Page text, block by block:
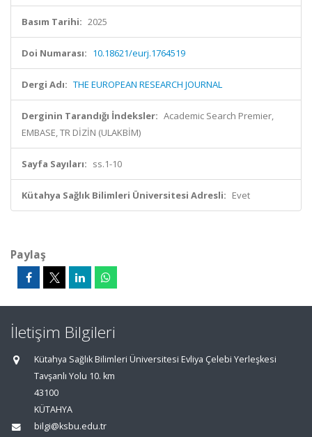
Basım Tarihi: 2025
Doi Numarası: 10.18621/eurj.1764519
Dergi Adı: THE EUROPEAN RESEARCH JOURNAL
Derginin Tarandığı İndeksler: Academic Search Premier,
EMBASE, TR DİZİN (ULAKBİM)
Sayfa Sayıları: ss.1-10
Kütahya Sağlık Bilimleri Üniversitesi Adresli: Evet
Paylaş
İletişim Bilgileri
Kütahya Sağlık Bilimleri Üniversitesi Evliya Çelebi Yerleşkesi
Tavşanlı Yolu 10. km
43100
KÜTAHYA
bilgi@ksbu.edu.tr